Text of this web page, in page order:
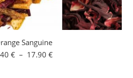
Sanguine
€ – 17.90 €Plage